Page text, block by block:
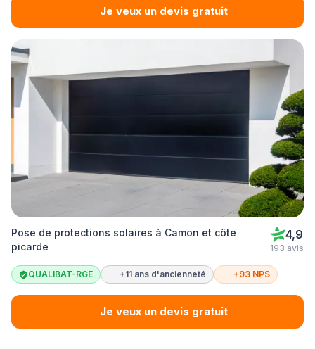
Je veux un devis gratuit
Pose de protections solaires à Camon et côte
picarde
4,9
193 avis
QUALIBAT-RGE +11 ans d'ancienneté +93 NPS
Je veux un devis gratuit